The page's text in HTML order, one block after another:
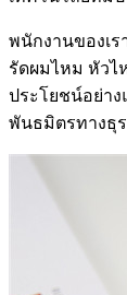
พนักงานของเ
รัดผมไหม หัวไ
ประโยชน์อย่า
พันธมิตรทางธุ